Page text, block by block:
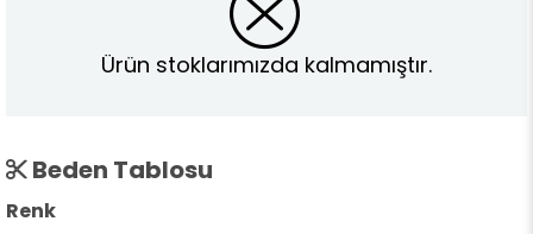
Ürün stoklarımızda kalmamıştır.
Beden Tablosu
Renk